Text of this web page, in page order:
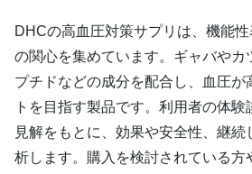
DHCの高血圧対策サプリは、機能性
の関心を集めています。ギャバやカ
プチドなどの成分を配合し、血圧が
トを目指す製品です。利用者の体
見解をもとに、効果や安全性、継続
析します。購入を検討されている方